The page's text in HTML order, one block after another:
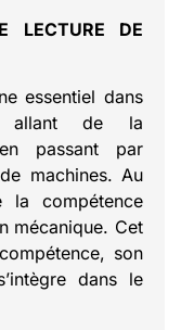
LECTURE DE
essentiel dans
allant de la
passant par
machines. Au
compétence
mécanique. Cet
son
dans le